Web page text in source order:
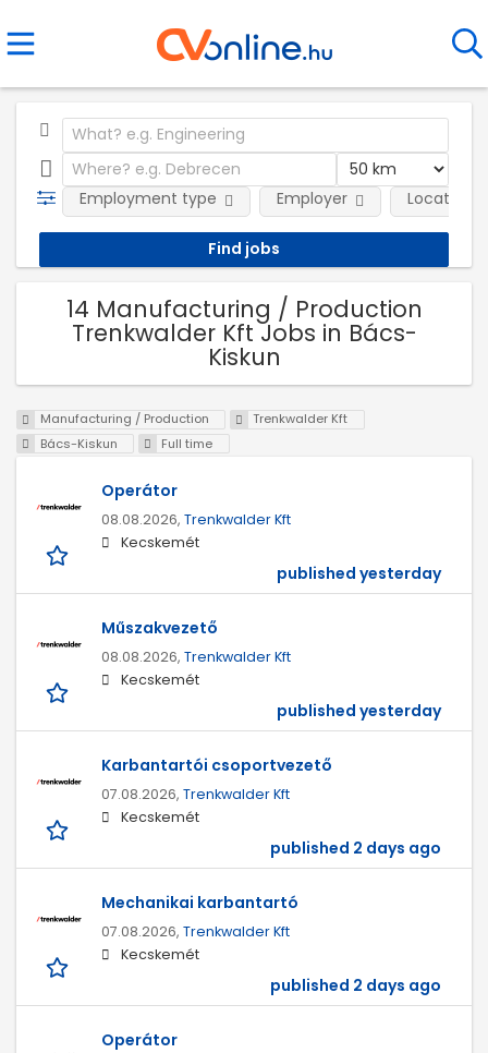
Employment type Employer Location
14 Manufacturing / Production
Trenkwalder Kft Jobs in Bács-
Kiskun
Manufacturing / Production
Trenkwalder Kft
Bács-Kiskun
Full time
Operátor
08.08.2026, Trenkwalder Kft
Kecskemét
published yesterday
Műszakvezető
08.08.2026, Trenkwalder Kft
Kecskemét
published yesterday
Karbantartói csoportvezető
07.08.2026, Trenkwalder Kft
Kecskemét
published 2 days ago
Mechanikai karbantartó
07.08.2026, Trenkwalder Kft
Kecskemét
published 2 days ago
Operátor